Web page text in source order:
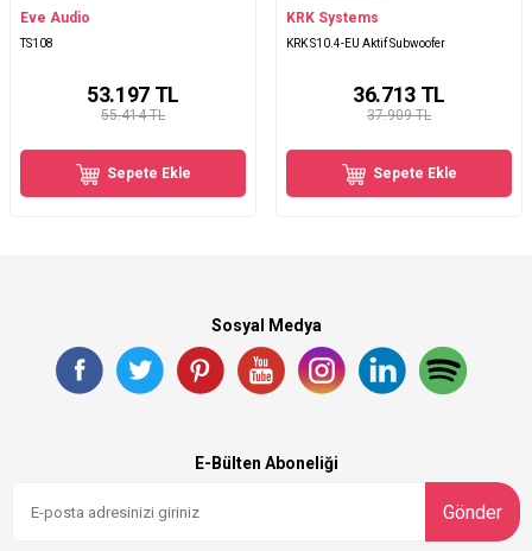
Eve Audio
TS108
55.414 TL
53.197TL
Sepete Ekle
KRK Systems
KRK S10.4-EU Aktif Subwoofer
37.909 TL
36.713TL
Sepete Ekle
Sosyal Medya
E-Bülten Aboneliği
Gönder